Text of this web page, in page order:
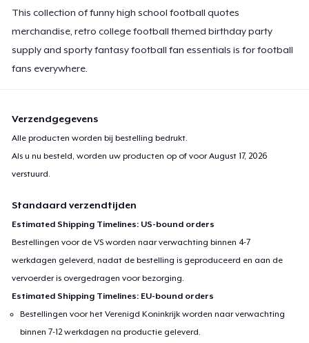
This collection of funny high school football quotes
merchandise, retro college football themed birthday party
supply and sporty fantasy football fan essentials is for football
fans everywhere.
Verzendgegevens
Alle producten worden bij bestelling bedrukt.
Als u nu besteld, worden uw producten op of voorAugust 17, 2026
verstuurd.
Standaard verzendtijden
Estimated Shipping Timelines: US-bound orders
Bestellingen voor de VS worden naar verwachting binnen 4-7
werkdagen geleverd, nadat de bestelling is geproduceerd en aan de
vervoerder is overgedragen voor bezorging.
Estimated Shipping Timelines: EU-bound orders
Bestellingen voor het Verenigd Koninkrijk worden naar verwachting
binnen 7-12 werkdagen na productie geleverd.